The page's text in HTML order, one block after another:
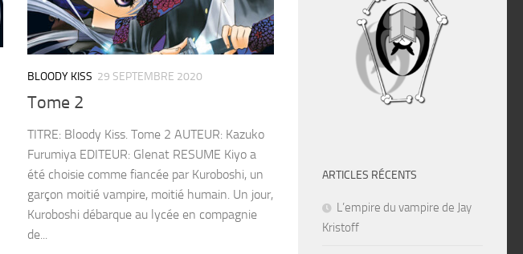
BLOODY KISS 29 SEPTEMBRE 2020
Tome 2
TITRE: Bloody Kiss. Tome 2 AUTEUR: Kazuko
Furumiya EDITEUR: Glenat RESUME Kiyo a
été choisie comme fiancée par Kuroboshi, un
garçon moitié vampire, moitié humain. Un jour,
Kuroboshi débarque au lycée en compagnie
de...
ARTICLES RÉCENTS
L’empire du vampire de Jay
Kristoff